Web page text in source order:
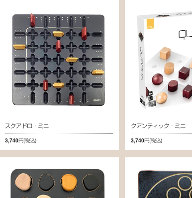
スクアドロ・ミニ
3,740円(税込)
クアンティック・ミニ
3,740円(税込)